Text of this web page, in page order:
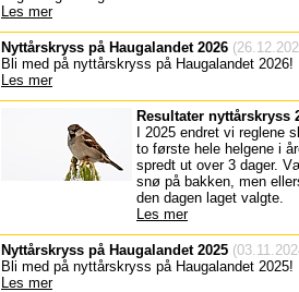
Les mer
Nyttårskryss på Haugalandet 2026
Bli med på nyttårskryss på Haugalandet 2026!
Les mer
Resultater nyttårskryss
I 2025 endret vi reglene
to første hele helgene i
spredt ut over 3 dager.
snø på bakken, men
den dagen laget valgte.
Les mer
Nyttårskryss på Haugalandet 2025
Bli med på nyttårskryss på Haugalandet 2025!
Les mer